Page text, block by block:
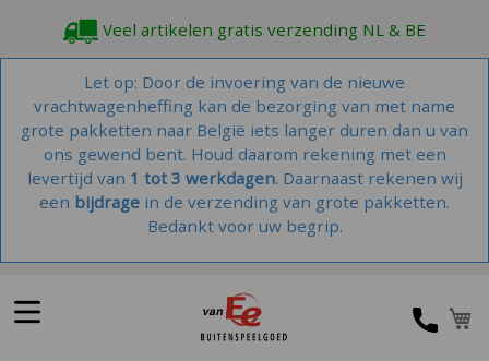
Veel artikelen gratis verzending NL & BE
Let op: Door de invoering van de nieuwe
vrachtwagenheffing kan de bezorging van met name
grote pakketten naar België iets langer duren dan u van
ons gewend bent. Houd daarom rekening met een
levertijd van 1 tot 3 werkdagen. Daarnaast rekenen wij
een bijdrage in de verzending van grote pakketten.
Bedankt voor uw begrip.